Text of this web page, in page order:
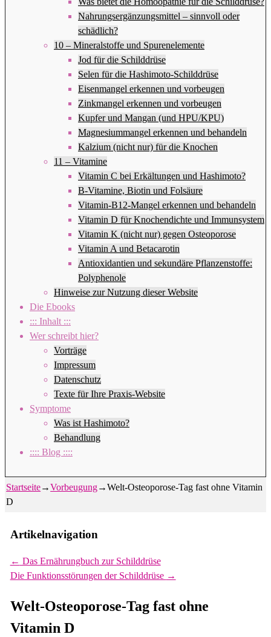
Nahrungsergänzungsmittel – sinnvoll oder
schädlich?
10 – Mineralstoffe und Spurenelemente
Jod für die Schilddrüse
Selen für die Hashimoto-Schilddrüse
Eisenmangel erkennen und vorbeugen
Zinkmangel erkennen und vorbeugen
Kupfer und Mangan (und HPU/KPU)
Magnesiummangel erkennen und behandeln
Kalzium (nicht nur) für die Knochen
11 – Vitamine
Vitamin C bei Erkältungen und Hashimoto?
B-Vitamine, Biotin und Folsäure
Vitamin-B12-Mangel erkennen und behandeln
Vitamin D für Knochendichte und Immunsystem
Vitamin K (nicht nur) gegen Osteoporose
Vitamin A und Betacarotin
Antioxidantien und sekundäre Pflanzenstoffe:
Polyphenole
Hinweise zur Nutzung dieser Website
Die Ebooks
::: Inhalt :::
Wer schreibt hier?
Vorträge
Impressum
Datenschutz
Texte für Ihre Praxis-Website
Symptome
Was ist Hashimoto?
Behandlung
:::: Blog ::::
Startseite→Vorbeugung→Welt-Osteoporose-Tag fast ohne Vitamin
D
Artikelnavigation
← Das Ernährungbuch zur Schilddrüse
Die Funktionsstörungen der Schilddrüse →
Welt-Osteoporose-Tag fast ohne
Vitamin D